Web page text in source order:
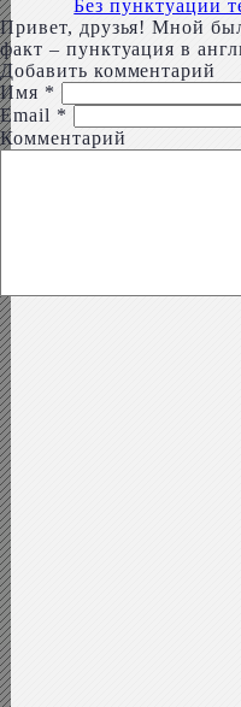
Без пунктуации
Привет, друзья! Мной
факт – пунктуация в
Добавить комментарий
Имя *
Email *
Комментарий